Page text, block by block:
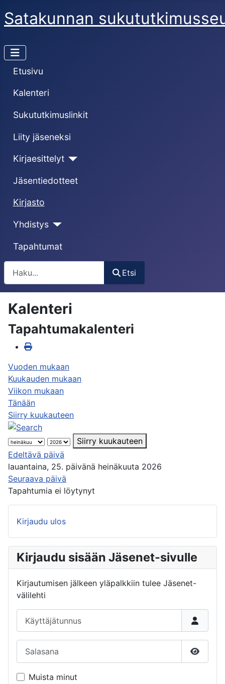
Satakunnan
Etusivu
Kalenteri
Sukututkimuslinkit
Liity jäseneksi
Kirjaesittelyt
Jäsentiedotteet
Kirjasto
Yhdistys
Tapahtumat
Etsi
Kalenteri
Tapahtumakalenteri
Vuoden mukaan
Kuukauden mukaan
Viikon mukaan
Tänään
Siirry kuukauteen
Siirry kuukauteen
Edeltävä päivä
lauantaina, 25. päivänä heinäkuuta 2026
Seuraava päivä
Tapahtumia ei löytynyt
Kirjaudu ulos
Kirjaudu sisään Jäsenet-sivulle
Kirjautumisen jälkeen yläpalkkiin tulee Jäsenet-
välilehti
Näytä
Muista minut